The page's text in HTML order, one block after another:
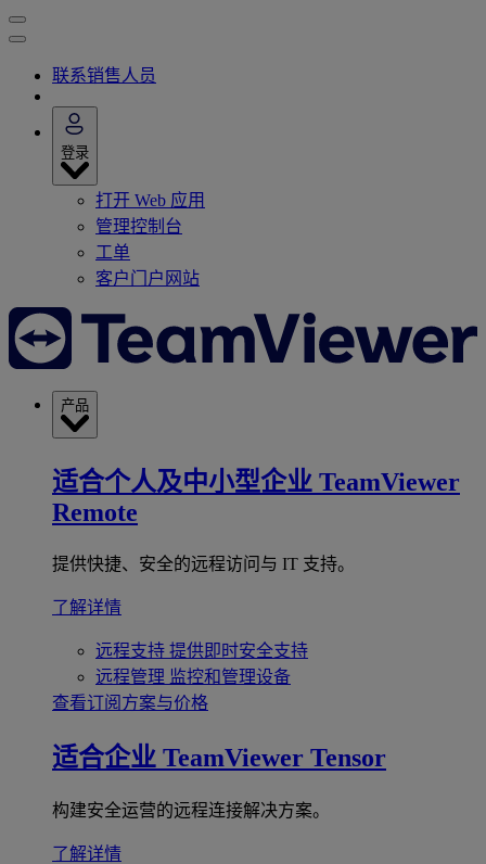
联系销售人员
登录
打开 Web 应用
管理控制台
工单
客户门户网站
产品
适合个人及中小型企业 TeamViewer
Remote
提供快捷、安全的远程访问与 IT 支持。
了解详情
远程支持 提供即时安全支持
远程管理 监控和管理设备
查看订阅方案与价格
适合企业 TeamViewer Tensor
构建安全运营的远程连接解决方案。
了解详情